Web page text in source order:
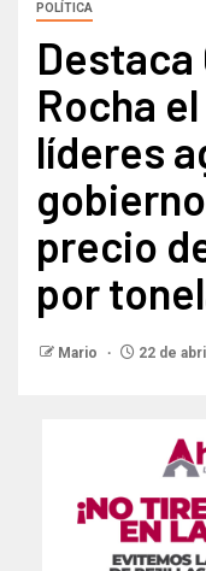
POLÍTICA
Destaca
Rocha
líderes
precio
por
Mario 22 de